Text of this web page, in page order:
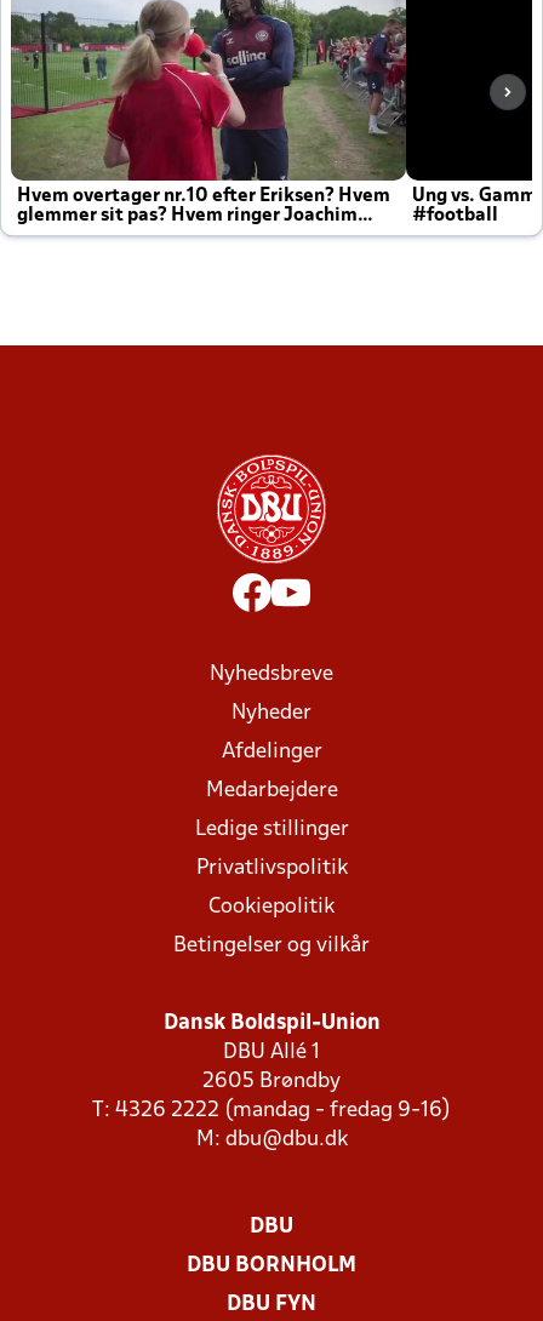
Hvem overtager nr.10 efter Eriksen? Hvem
glemmer sit pas? Hvem ringer Joachim
altid til efter kampe?
Ung vs.
#football
Nyhedsbreve
Nyheder
Afdelinger
Medarbejdere
Ledige stillinger
Privatlivspolitik
Cookiepolitik
Betingelser og vilkår
Dansk Boldspil-Union
DBU Allé 1
2605 Brøndby
T: 4326 2222 (mandag - fredag 9-16)
M: dbu@dbu.dk
DBU
DBU BORNHOLM
DBU FYN